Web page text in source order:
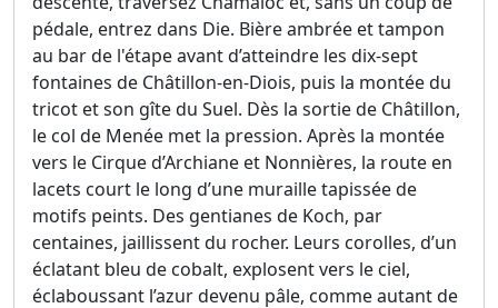
pédale, entrez dans Die. Bière ambrée et tampon
au bar de l'étape avant d’atteindre les dix-sept
fontaines de Châtillon-en-Diois, puis la montée du
tricot et son gîte du Suel. Dès la sortie de Châtillon,
le col de Menée met la pression. Après la montée
vers le Cirque d’Archiane et Nonnières, la route en
lacets court le long d’une muraille tapissée de
motifs peints. Des gentianes de Koch, par
centaines, jaillissent du rocher. Leurs corolles, d’un
éclatant bleu de cobalt, explosent vers le ciel,
éclaboussant l’azur devenu pâle, comme autant de